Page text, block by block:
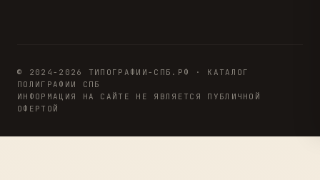
© 2024-2026 ТИПОГРАФИИ-СПБ.РФ · КАТАЛОГ
ПОЛИГРАФИИ СПБ
ИНФОРМАЦИЯ НА САЙТЕ НЕ ЯВЛЯЕТСЯ ПУБЛИЧНОЙ
ОФЕРТОЙ